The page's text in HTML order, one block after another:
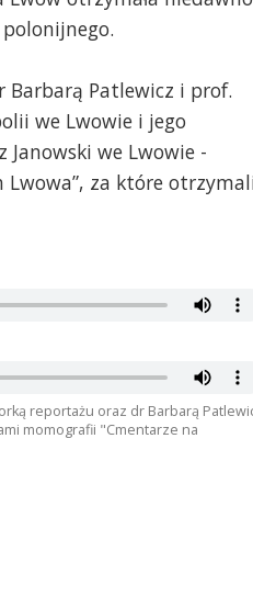
Barbarą Patlewicz i prof.
we Lwowie i jego
we Lwowie -
Lwowa”, za które
reportażu oraz dr Barbarą
momografii "Cmentarze na